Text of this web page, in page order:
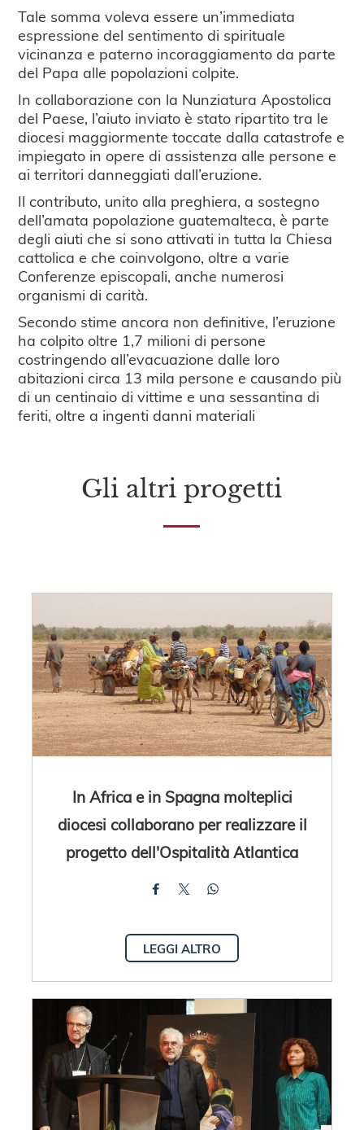
Tale somma voleva essere un’immediata
espressione del sentimento di spirituale
vicinanza e paterno incoraggiamento da parte
del Papa alle popolazioni colpite.
In collaborazione con la Nunziatura Apostolica
del Paese, l’aiuto inviato è stato ripartito tra le
diocesi maggiormente toccate dalla catastrofe e
impiegato in opere di assistenza alle persone e
ai territori danneggiati dall’eruzione.
Il contributo, unito alla preghiera, a sostegno
dell’amata popolazione guatemalteca, è parte
degli aiuti che si sono attivati in tutta la Chiesa
cattolica e che coinvolgono, oltre a varie
Conferenze episcopali, anche numerosi
organismi di carità.
Secondo stime ancora non definitive, l’eruzione
ha colpito oltre 1,7 milioni di persone
costringendo all’evacuazione dalle loro
abitazioni circa 13 mila persone e causando più
di un centinaio di vittime e una sessantina di
feriti, oltre a ingenti danni materiali
Gli altri progetti
In Africa e in Spagna molteplici
diocesi collaborano per realizzare il
progetto dell'Ospitalità Atlantica
LEGGI ALTRO